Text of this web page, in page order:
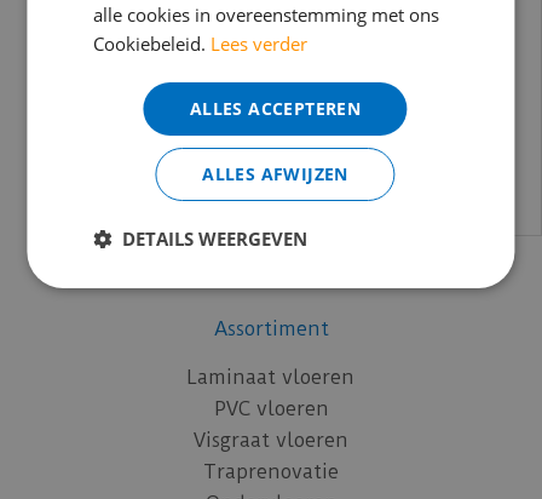
Moduleo
Otium at Home
Quick-Step
Silentlines
Timber Trend
Uzin
Vloer-Profielen
Assortiment
Laminaat vloeren
PVC vloeren
Visgraat vloeren
Traprenovatie
Bestelling worden uiteraard verwerkt
echter iets minder snel dan wat je van ons
gewend bent.
Voor vragen kan je ons bereiken via
info@merkvloerenwinkel.nl
alle cookies in overeenstemming met ons
Cookiebeleid. Lees verder
ALLES ACCEPTEREN
ALLES AFWIJZEN
DETAILS WEERGEVEN